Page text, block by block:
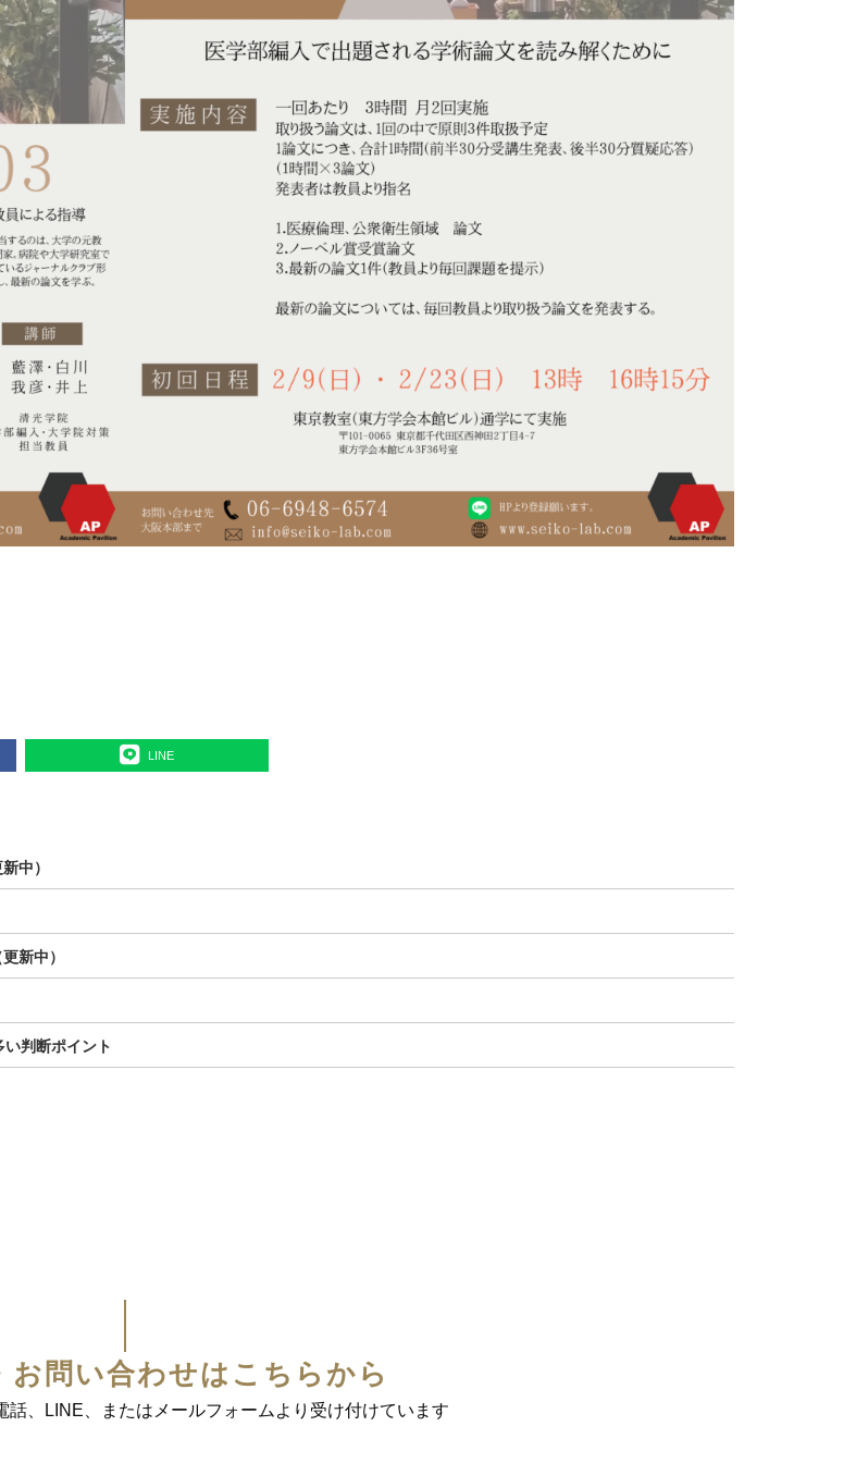
LINE
中）
新中）
判断ポイント
お問い合わせはこちらから
話、LINE、またはメールフォームより受け付けています